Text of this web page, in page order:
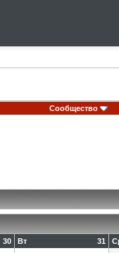
Сообщество
30 31
Вт